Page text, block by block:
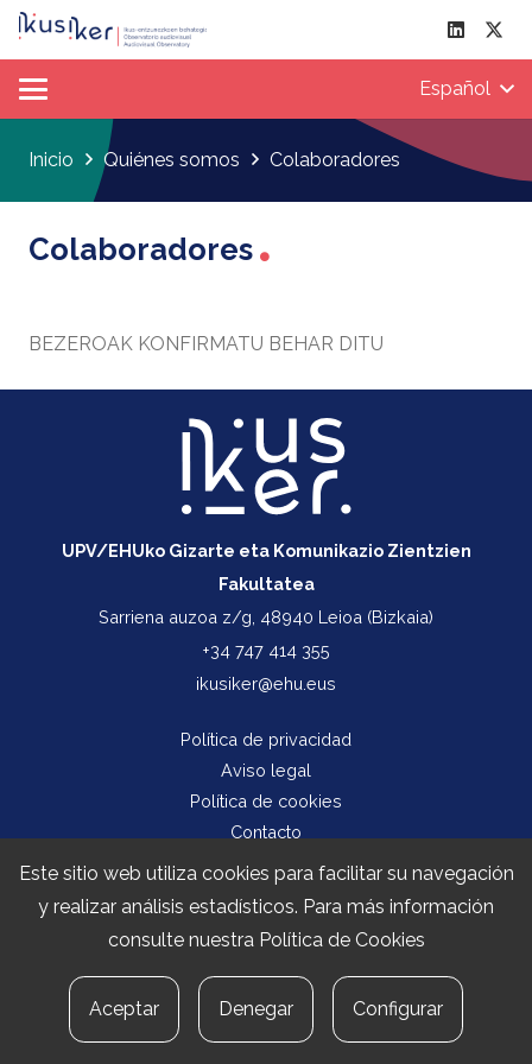
Español
Inicio Quiénes somos Colaboradores
Colaboradores
BEZEROAK KONFIRMATU BEHAR DITU
UPV/EHUko Gizarte eta Komunikazio Zientzien
Fakultatea
Sarriena auzoa z/g, 48940 Leioa (Bizkaia)
+34 747 414 355
ikusiker@ehu.eus
Política de privacidad
Aviso legal
Política de cookies
Contacto
Este sitio web utiliza cookies para facilitar su navegación
y realizar análisis estadísticos. Para más información
consulte nuestra Política de Cookies
Aceptar Denegar Configurar